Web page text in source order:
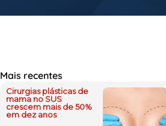
Mais recentes
Cirurgias plásticas de
mama no SUS
crescem mais de 50%
em dez anos